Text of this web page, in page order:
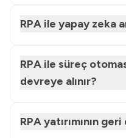
RPA ile yapay zeka
RPA ile süreç
devreye alınır?
RPA yatırımının